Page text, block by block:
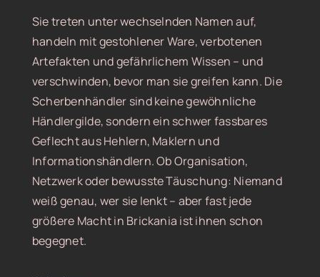
Sie treten unter wechselnden Namen auf,
handeln mit gestohlener Ware, verbotenen
Artefakten und gefährlichem Wissen – und
verschwinden, bevor man sie greifen kann. Die
Scherbenhändler sind keine gewöhnliche
Händlergilde, sondern ein schwer fassbares
Geflecht aus Hehlern, Maklern und
Informationshändlern. Ob Organisation,
Netzwerk oder bewusste Täuschung: Niemand
weiß genau, wer sie lenkt – aber fast jede
größere Macht in Brickania ist ihnen schon
begegnet.